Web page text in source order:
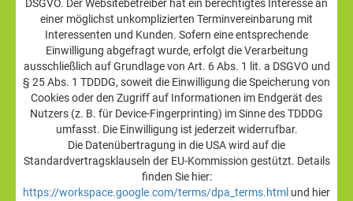
DSGVO. Der Websitebetreiber hat ein berechtigtes Interesse an
einer möglichst unkomplizierten Terminvereinbarung mit
Interessenten und Kunden. Sofern eine entsprechende
Einwilligung abgefragt wurde, erfolgt die Verarbeitung
ausschließlich auf Grundlage von Art. 6 Abs. 1 lit. a DSGVO und
§ 25 Abs. 1 TDDDG, soweit die Einwilligung die Speicherung von
Cookies oder den Zugriff auf Informationen im Endgerät des
Nutzers (z. B. für Device-Fingerprinting) im Sinne des TDDDG
umfasst. Die Einwilligung ist jederzeit widerrufbar.
Die Datenübertragung in die USA wird auf die
Standardvertragsklauseln der EU-Kommission gestützt. Details
finden Sie hier:
https://workspace.google.com/terms/dpa_terms.html und hier